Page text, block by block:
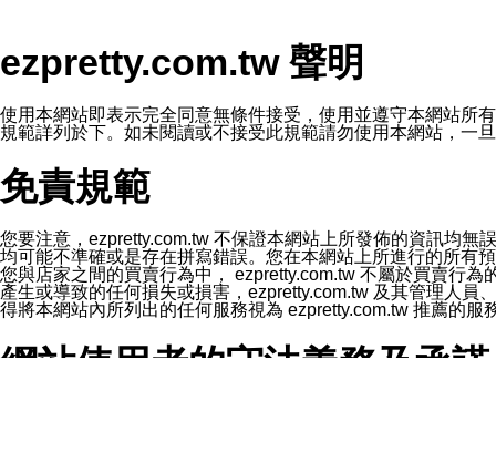
本公司/本服務將以通知型訊息傳送重要訊息給您。即使未加
本公司/本服務傳送之通知型訊息以對您有效且重要的訊息
2.該 LINE 帳號已在 LINE APP 設定中，同意接收通知型訊息
3.LINE 帳號未封鎖傳送訊息之 LINE 官方帳號。
欲變更通知型訊息的設定，操作如下：
1.點選「主頁」＞「設定」
2.點選「隱私設定」
3.點選「提供使用資料」
5.開關「接收LINE通知型訊息」
❗️關閉「接收通知型訊息」後，將不會接收到來自任何企業
ezpretty.com.tw 聲明
使用本網站即表示完全同意無條件接受，使用並遵守本網站所
規範詳列於下。如未閱讀或不接受此規範請勿使用本網站，一
免責規範
您要注意，ezpretty.com.tw 不保證本網站上所發佈的資訊均無
均可能不準確或是存在拼寫錯誤。您在本網站上所進行的所有
您與店家之間的買賣行為中， ezpretty.com.tw 不屬於買賣行
產生或導致的任何損失或損害，ezpretty.com.tw 及其管理人員
得將本網站內所列出的任何服務視為 ezpretty.com.tw 推薦的
網站使用者的守法義務及承諾